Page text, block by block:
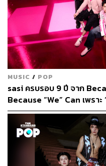
MUSIC / POP
sasi ครบรอบ 9 ปี จาก
Because “We” Can เพรา
สามารถส่งต่อให้กันและกันไ